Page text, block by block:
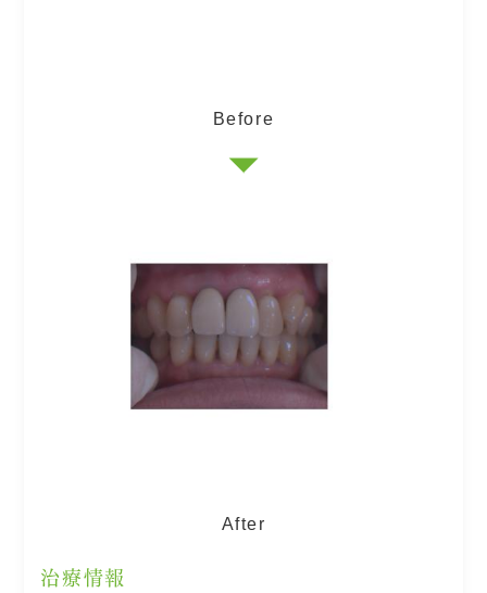
Before
After
治療情報